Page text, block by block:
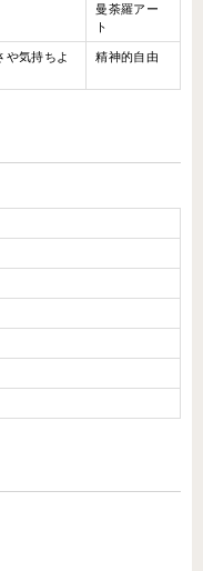
曼荼羅アー
ト
や気持ちよ
精神的自由